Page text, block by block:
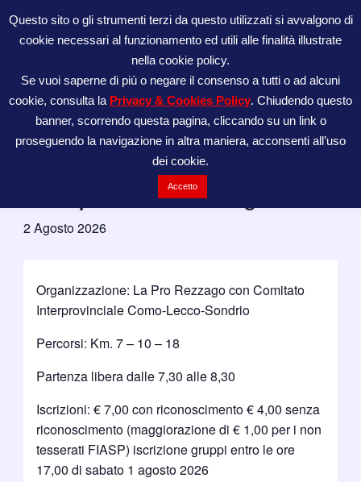
ATL42195
« Tutti gli Eventi
Questo evento è passato.
50° Tapasciada di Rezzago
2 Agosto 2026
Organizzazione: La Pro Rezzago con Comitato
Interprovinciale Como-Lecco-Sondrio
Percorsi: Km. 7 – 10 – 18
Partenza libera dalle 7,30 alle 8,30
Iscrizioni: € 7,00 con riconoscimento € 4,00 senza
riconoscimento (maggiorazione di € 1,00 per i non
tesserati FIASP) iscrizione gruppi entro le ore
17,00 di sabato 1 agosto 2026
Questo sito o gli strumenti terzi da questo utilizzati si avvalgono di
cookie necessari al funzionamento ed utili alle finalità illustrate
nella cookie policy.
Se vuoi saperne di più o negare il consenso a tutti o ad alcuni
cookie, consulta la Privacy & Cookies Policy. Chiudendo questo
banner, scorrendo questa pagina, cliccando su un link o
proseguendo la navigazione in altra maniera, acconsenti all’uso
dei cookie.
Accetto